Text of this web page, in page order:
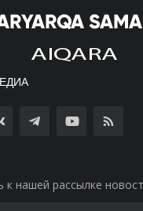
к нашей рассылке